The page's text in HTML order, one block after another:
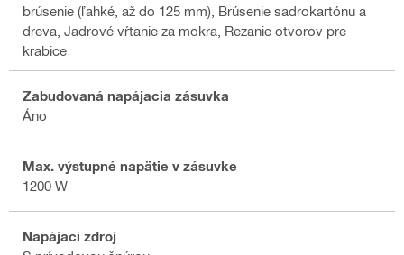
brúsenie (ľahké, až do 125 mm), Brúsenie sadrokartónu a
dreva, Jadrové vŕtanie za mokra, Rezanie otvorov pre
krabice
Zabudovaná napájacia zásuvka
Áno
Max. výstupné napätie v zásuvke
1200 W
Napájací zdroj